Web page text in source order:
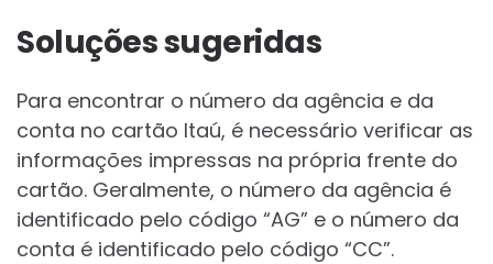
Soluções sugeridas
Para encontrar o número da agência e da
conta no cartão Itaú, é necessário verificar as
informações impressas na própria frente do
cartão. Geralmente, o número da agência é
identificado pelo código “AG” e o número da
conta é identificado pelo código “CC”.